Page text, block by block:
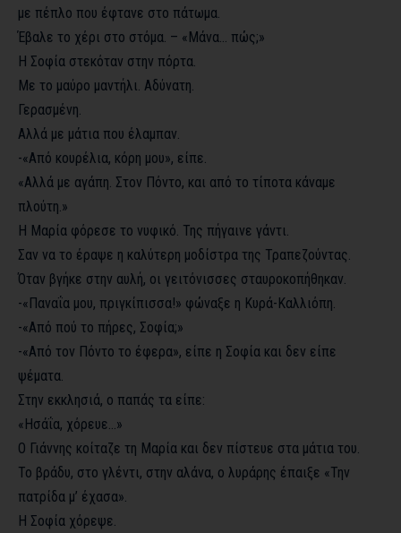
με πέπλο που έφτανε στο πάτωμα.
Έβαλε το χέρι στο στόμα. – «Μάνα… πώς;»
Η Σοφία στεκόταν στην πόρτα.
Με το μαύρο μαντήλι. Αδύνατη.
Γερασμένη.
Αλλά με μάτια που έλαμπαν.
-«Από κουρέλια, κόρη μου», είπε.
«Αλλά με αγάπη. Στον Πόντο, και από το τίποτα κάναμε
πλούτη.»
Η Μαρία φόρεσε το νυφικό. Της πήγαινε γάντι.
Σαν να το έραψε η καλύτερη μοδίστρα της Τραπεζούντας.
Όταν βγήκε στην αυλή, οι γειτόνισσες σταυροκοπήθηκαν.
-«Παναΐα μου, πριγκίπισσα!» φώναξε η Κυρά-Καλλιόπη.
-«Από πού το πήρες, Σοφία;»
-«Από τον Πόντο το έφερα», είπε η Σοφία και δεν είπε
ψέματα.
Στην εκκλησιά, ο παπάς τα είπε:
«Ησάΐα, χόρευε…»
Ο Γιάννης κοίταζε τη Μαρία και δεν πίστευε στα μάτια του.
Το βράδυ, στο γλέντι, στην αλάνα, ο λυράρης έπαιξε «Την
πατρίδα μ’ έχασα».
Η Σοφία χόρεψε.